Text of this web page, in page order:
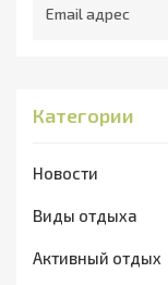
Категории
Новости
Виды отдыха
Активный отдых